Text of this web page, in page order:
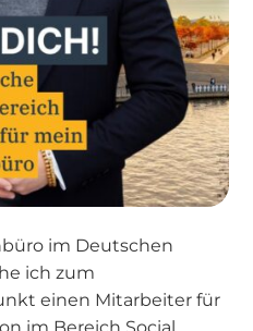
im Deutschen
ich zum
einen Mitarbeiter für
im Bereich Social